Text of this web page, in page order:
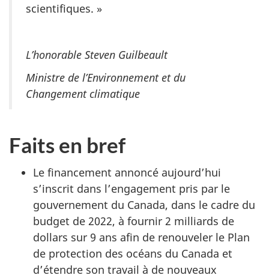
scientifiques. »
L’honorable Steven Guilbeault
Ministre de l’Environnement et du
Changement climatique
Faits en bref
Le financement annoncé aujourd’hui
s’inscrit dans l’engagement pris par le
gouvernement du Canada, dans le cadre du
budget de 2022, à fournir 2 milliards de
dollars sur 9 ans afin de renouveler le Plan
de protection des océans du Canada et
d’étendre son travail à de nouveaux